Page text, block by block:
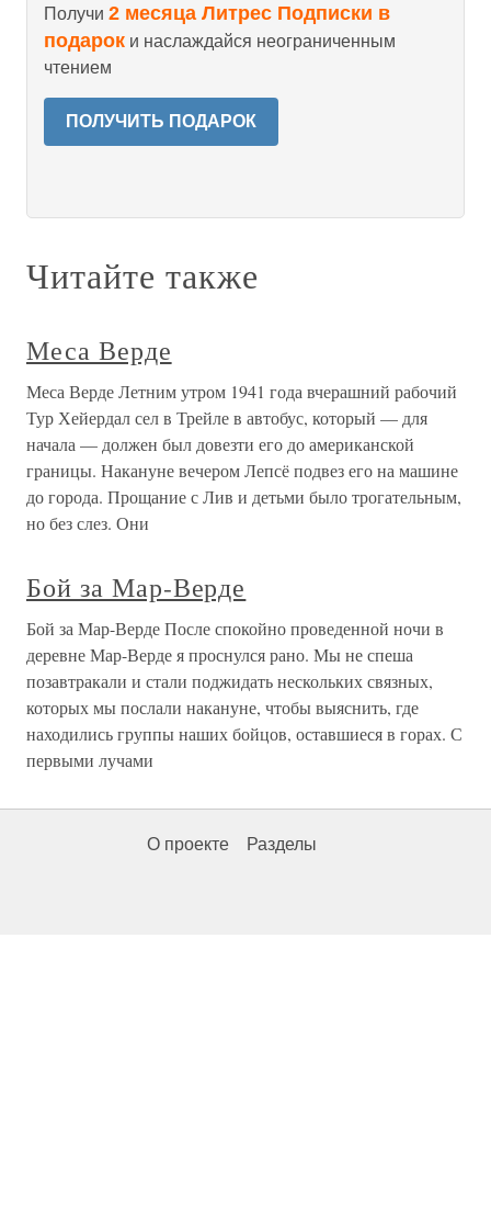
Получи 2 месяца Литрес Подписки в
подарок и наслаждайся неограниченным
чтением
ПОЛУЧИТЬ ПОДАРОК
Читайте также
Меса Верде
Меса Верде Летним утром 1941 года вчерашний рабочий
Тур Хейердал сел в Трейле в автобус, который — для
начала — должен был довезти его до американской
границы. Накануне вечером Лепсё подвез его на машине
до города. Прощание с Лив и детьми было трогательным,
но без слез. Они
Бой за Мар-Верде
Бой за Мар-Верде После спокойно проведенной ночи в
деревне Мар-Верде я проснулся рано. Мы не спеша
позавтракали и стали поджидать нескольких связных,
которых мы послали накануне, чтобы выяснить, где
находились группы наших бойцов, оставшиеся в горах. С
первыми лучами
О проекте Разделы